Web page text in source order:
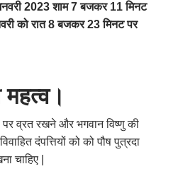
2023 शाम 7 बजकर 11 मिनट
को रात 8 बजकर 23 मिनट पर
महत्व।
पर व्रत रखने और भगवान विष्णु की
दंपत्तियों को को पौष पुत्रदा
चाहिए |